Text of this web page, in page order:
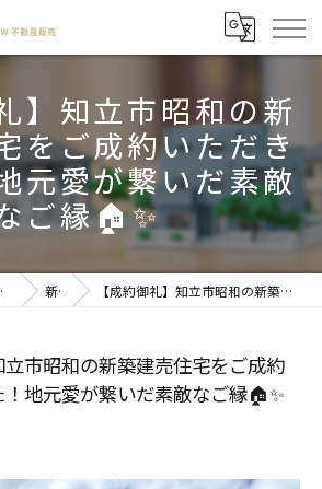
】知立市昭和の新
をご成約いただき
元愛が繋いだ素敵
ご縁🏠✨
動産販売 新着情報 【成約御礼】知立市昭和の新築建売住宅をご成約いただきました！地元愛が繋いだ素敵なご縁🏠✨
立市昭和の新築建売住宅をご成約
地元愛が繋いだ素敵なご縁🏠✨